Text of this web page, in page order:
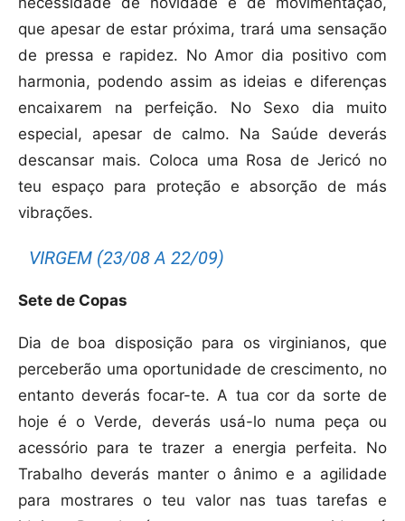
que apesar de estar próxima, trará uma sensação
de pressa e rapidez. No Amor dia positivo com
harmonia, podendo assim as ideias e diferenças
encaixarem na perfeição. No Sexo dia muito
especial, apesar de calmo. Na Saúde deverás
descansar mais. Coloca uma Rosa de Jericó no
teu espaço para proteção e absorção de más
vibrações.
VIRGEM (23/08 A 22/09)
Sete de Copas
Dia de boa disposição para os virginianos, que
perceberão uma oportunidade de crescimento, no
entanto deverás focar-te. A tua cor da sorte de
hoje é o Verde, deverás usá-lo numa peça ou
acessório para te trazer a energia perfeita. No
Trabalho deverás manter o ânimo e a agilidade
para mostrares o teu valor nas tuas tarefas e